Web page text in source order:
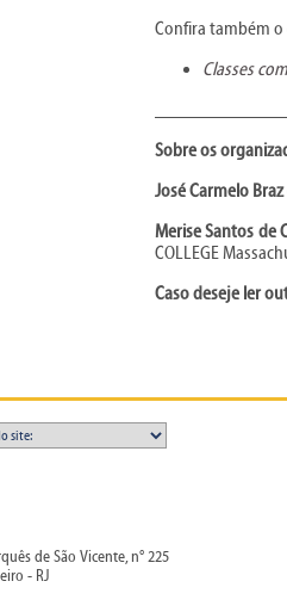
Confira também
Classes
Sobre os
José Carmelo
Merise Santos de
COLLEGE
Caso deseje ler
de São Vicente, n° 225
- RJ